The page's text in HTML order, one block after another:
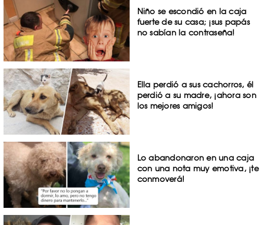
Niño se escondió en la caja
fuerte de su casa; ¡sus papás
no sabían la contraseña!
Ella perdió a sus cachorros, él
perdió a su madre, ¡ahora son
los mejores amigos!
Lo abandonaron en una caja
con una nota muy emotiva, ¡te
conmoverá!